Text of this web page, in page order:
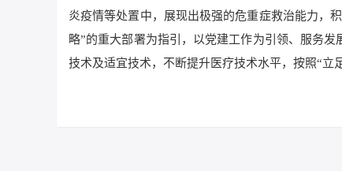
炎疫情等处置中，展现出极强的危重症救治能力，
略”的重大部署为指引，以党建工作为引领、服务
技术及适宜技术，不断提升医疗技术水平，按照“立